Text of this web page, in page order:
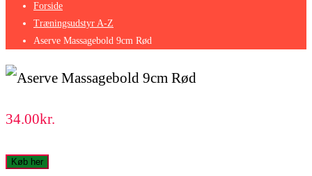
Forside
Træningsudstyr A-Z
Aserve Massagebold 9cm Rød
34.00kr.
Køb her